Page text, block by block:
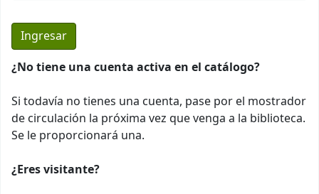
¿No tiene una cuenta activa en el catálogo?
Si todavía no tienes una cuenta, pase por el mostrador
de circulación la próxima vez que venga a la biblioteca.
Se le proporcionará una.
¿Eres visitante?